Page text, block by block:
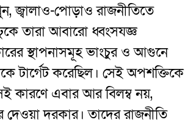
জ্বালাও-পোড়াও রাজনীতিতে
ঢুকে তারা আবারো ধ্বংসযজ্ঞ
স্থাপনাসমূহ ভাংচুর ও আগুনে
টার্গেট করেছিল। সেই অপশক্তিকে
কারণে এবার আর বিলম্ব নয়,
দেওয়া দরকার। তাদের রাজনীতি